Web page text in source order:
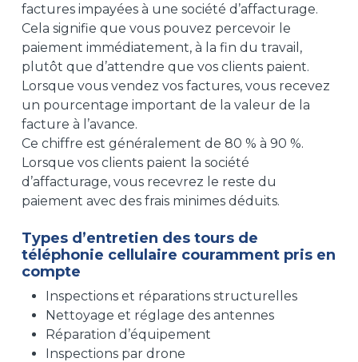
factures impayées à une société d’affacturage.
Cela signifie que vous pouvez percevoir le
paiement immédiatement, à la fin du travail,
plutôt que d’attendre que vos clients paient.
Lorsque vous vendez vos factures, vous recevez
un pourcentage important de la valeur de la
facture à l’avance.
Ce chiffre est généralement de 80 % à 90 %.
Lorsque vos clients paient la société
d’affacturage, vous recevrez le reste du
paiement avec des frais minimes déduits.
Types d’entretien des tours de
téléphonie cellulaire couramment pris en
compte
Inspections et réparations structurelles
Nettoyage et réglage des antennes
Réparation d’équipement
Inspections par drone